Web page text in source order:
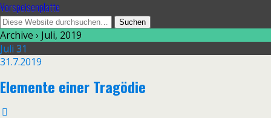
Vorspeisenplatte
Archive › Juli, 2019
Juli 31
31.7.2019
Elemente einer Tragödie